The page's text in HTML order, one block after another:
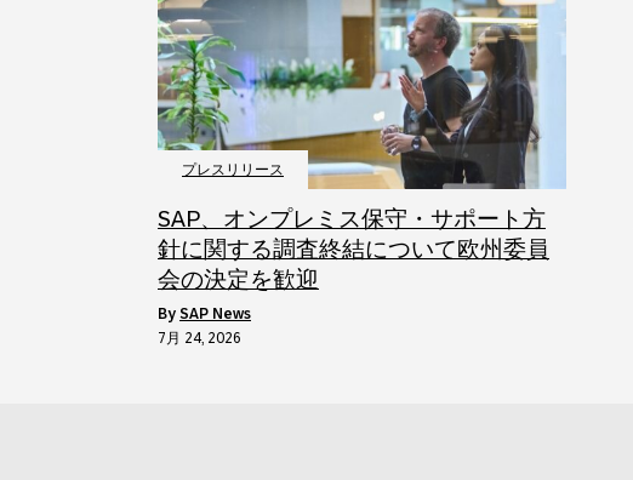
プレスリリース
SAP、オンプレミス保守・サポート方
針に関する調査終結について欧州委員
会の決定を歓迎
by SAP News
7月 24, 2026